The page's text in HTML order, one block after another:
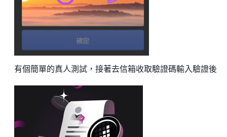
有個簡單的真人測試，接著去信箱收取驗證碼輸入驗證後